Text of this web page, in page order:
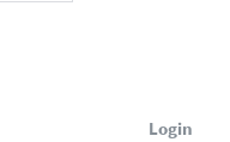
Login